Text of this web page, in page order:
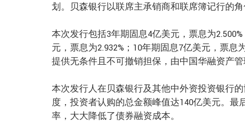
划。贝森银行以联席主承销商和联席簿记行的角
本次发行包括3年期固息4亿美元，票息为
元，票息为2.932%；10年期固息7亿美元，票息
提供无条件且不可撤销担保，由中国华融资产
本次发行人在贝森银行及其他中外资投资银行
度，投资者认购的总金额峰值达140亿美元。
率，大大降低了债券融资成本。